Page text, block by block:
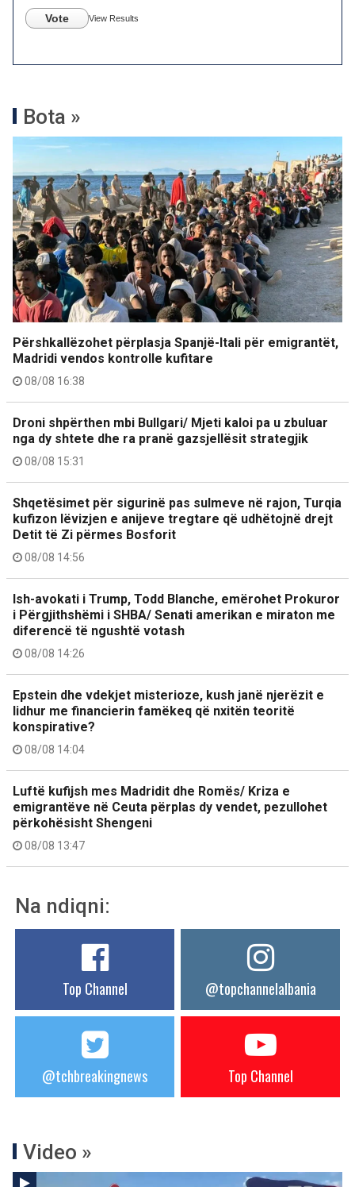
Vote View Results
Bota »
Përshkallëzohet përplasja Spanjë-Itali për emigrantët,
Madridi vendos kontrolle kufitare
08/08 16:38
Droni shpërthen mbi Bullgari/ Mjeti kaloi pa u zbuluar
nga dy shtete dhe ra pranë gazsjellësit strategjik
08/08 15:31
Shqetësimet për sigurinë pas sulmeve në rajon, Turqia
kufizon lëvizjen e anijeve tregtare që udhëtojnë drejt
Detit të Zi përmes Bosforit
08/08 14:56
Ish-avokati i Trump, Todd Blanche, emërohet Prokuror
i Përgjithshëmi i SHBA/ Senati amerikan e miraton me
diferencë të ngushtë votash
08/08 14:26
Epstein dhe vdekjet misterioze, kush janë njerëzit e
lidhur me financierin famëkeq që nxitën teoritë
konspirative?
08/08 14:04
Luftë kufijsh mes Madridit dhe Romës/ Kriza e
emigrantëve në Ceuta përplas dy vendet, pezullohet
përkohësisht Shengeni
08/08 13:47
Na ndiqni:
Top Channel @topchannelalbania
@tchbreakingnews Top Channel
Video »